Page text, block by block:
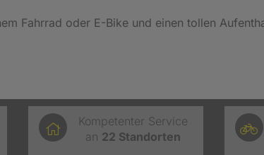
Fahrrad oder E-Bike und einen tollen
Kompetenter Service
an 22 Standorten